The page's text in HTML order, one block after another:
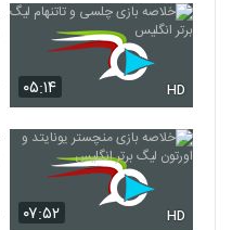
۰۵:۱۴ HD
۰۷:۵۲ HD